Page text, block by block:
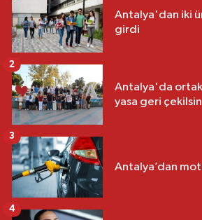
Antalya'dan iki
girdi
Antalya'da ortak
yasa geri çekilsin
2
Antalya’dan
3
4